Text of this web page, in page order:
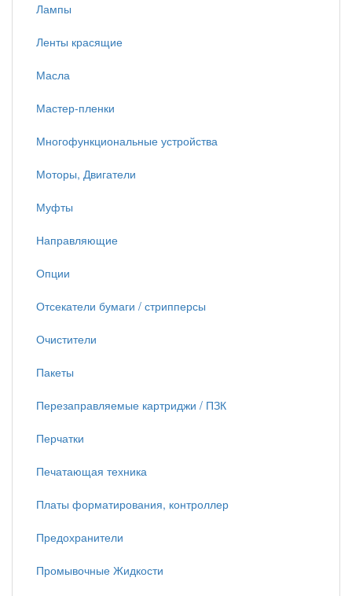
Лампы
Ленты красящие
Масла
Мастер-пленки
Многофункциональные устройства
Моторы, Двигатели
Муфты
Направляющие
Опции
Отсекатели бумаги / стрипперсы
Очистители
Пакеты
Перезаправляемые картриджи / ПЗК
Перчатки
Печатающая техника
Платы форматирования, контроллер
Предохранители
Промывочные Жидкости